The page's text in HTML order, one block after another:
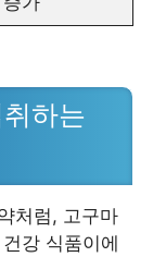
하는
처럼, 고구마
강 식품이에